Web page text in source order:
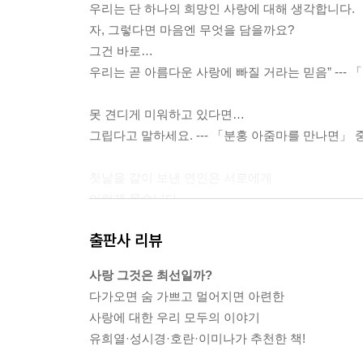
우리는 단 하나의 희망인 사랑에 대해 생각합니다.
자, 그렇다면 마음엔 무엇을 담을까요?
그건 바로…
우리는 곧 아름다운 사랑에 빠질 거라는 믿음” ---
못 견디게 미워하고 있다면…
그립다고 말하세요. --- 「분홍 아줌마를 만나면」
이렇게 묻습니다.
사랑이 시작될 땐 이런 마음이죠.
그리고 사랑이 식어갈 땐, 이렇게 변합니다.
“이 사람보다 더 좋은 사람이 있을 거야.”
사랑이 끝나갈 때 슬픈 것은 상대의 마음이
변하기 때문이 아니라, 내가 가졌던 영원한
출판사 리뷰
사랑 그것은 최선일까?
다가오면 숨 가쁘고 멀어지면 아련한
사랑에 대한 우리 모두의 이야기
유희열·성시경·호란·이미나가 추천한 책!